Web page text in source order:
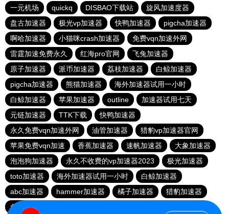
一元机场
quickq DISBAO下载站
旋风加速度器
盘古加速器
极光vp加速器 快鸭加速器
pigcha加速器
啊哈加速器
小猫咪crash加速器
免费vqn加速外网
雷霆加速免费永久
红海pro官网
飞兔加速器
原子加速器
派币加速器 荔枝加速器
白鲸加速器
pigcha加速器
熊猫加速器
海外加速器试用一小时
白鲸加速器
苹果加速器 outline
加速器试用七天
元链加速器
TTK下载
快鸭加速器
永久免费vqn加速外网
油管加速器
猎豹vp加速器官网
苹果免费vqn加速
香蕉加速器 速帆加速器
大象加速器
泡泡狗加速器
永久不收费的vp加速器2023
极光加速器
toto加速器
海外加速器试用一小时
白鲸加速器
abc加速器
hammer加速器 橘子加速器
猎豹加速器
免费vqn加速2023